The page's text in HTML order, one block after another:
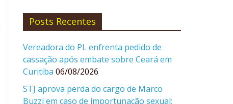
Posts Recentes
Vereadora do PL enfrenta pedido de
cassação após embate sobre Ceará em
Curitiba 06/08/2026
STJ aprova perda do cargo de Marco
Buzzi em caso de importunação sexual;